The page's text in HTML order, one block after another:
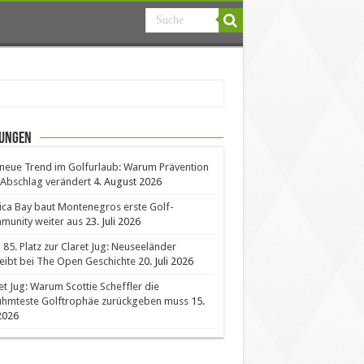
Trend im Golfurlaub: Warum Prävention
verändert 4. August 2026
Bay baut Montenegros erste Golf-
weiter aus 23. Juli 2026
85. Platz zur Claret Jug: Neuseeländer
bei The Open Geschichte 20. Juli 2026
Jug: Warum Scottie Scheffler die
Golftrophäe zurückgeben muss 15.